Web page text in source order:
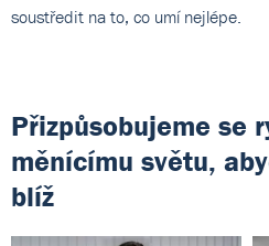
soustředit na to, co umí nejlépe.
Přizpůsobujeme se
měnícímu světu,
blíž